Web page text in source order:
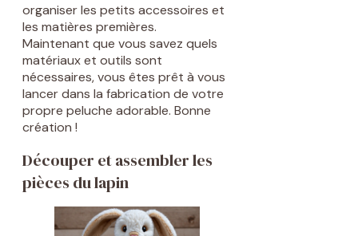
organiser les petits accessoires et
les matières premières.
Maintenant que vous savez quels
matériaux et outils sont
nécessaires, vous êtes prêt à vous
lancer dans la fabrication de votre
propre peluche adorable. Bonne
création !
Découper et assembler les
pièces du lapin